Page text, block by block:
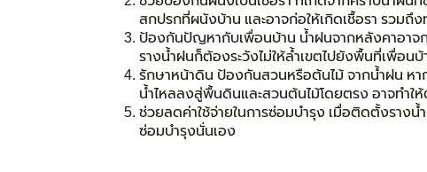
สกปรกที่ผนังบ้าน และอาจก่อให้เกิดเชื้อรา รวม
ป้องกันปัญหากับเพื่อนบ้าน น้ำฝนจากหลังคาอาจ
รางน้ำฝนก็ต้องระวังไม่ให้ล้ำเขตไปยังพื้นที่เพื่อ
รักษาหน้าดิน ป้องกันสวนหรือต้นไม้ จากน้ำฝน ห
น้ำไหลลงสู่พื้นดินและสวนต้นไม้โดยตรง อาจทำใ
ช่วยลดค่าใช้จ่ายในการซ่อมบำรุง เมื่อติดตั้งรางน้
ซ่อมบำรุงนั่นเอง